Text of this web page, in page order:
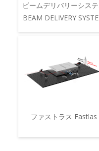
ビームデリバリーシス
BEAM DELIVERY
ファストラス Fastlas